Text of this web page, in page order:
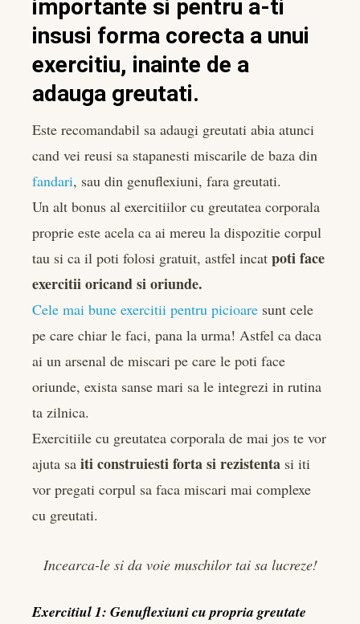
importante si pentru a-ti
insusi forma corecta a unui
exercitiu, inainte de a
adauga greutati.
Este recomandabil sa adaugi greutati abia atunci
cand vei reusi sa stapanesti miscarile de baza din
fandari, sau din genuflexiuni, fara greutati.
Un alt bonus al exercitiilor cu greutatea corporala
proprie este acela ca ai mereu la dispozitie corpul
tau si ca il poti folosi gratuit, astfel incat poti face
exercitii oricand si oriunde.
Cele mai bune exercitii pentru picioare sunt cele
pe care chiar le faci, pana la urma! Astfel ca daca
ai un arsenal de miscari pe care le poti face
oriunde, exista sanse mari sa le integrezi in rutina
ta zilnica.
Exercitiile cu greutatea corporala de mai jos te vor
ajuta sa iti construiesti forta si rezistenta si iti
vor pregati corpul sa faca miscari mai complexe
cu greutati.
Incearca-le si da voie muschilor tai sa lucreze!
Exercitiul 1: Genuflexiuni cu propria greutate